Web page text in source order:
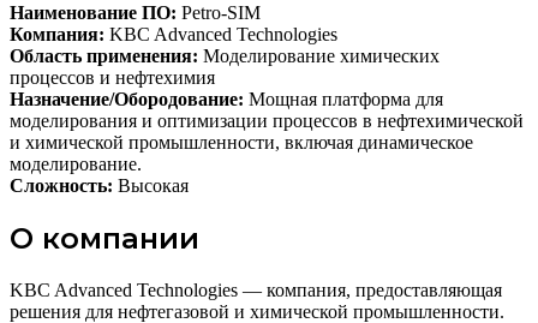
Наименование ПО: Petro-SIM
Компания: KBC Advanced Technologies
Область применения: Моделирование химических
процессов и нефтехимия
Назначение/Обородование: Мощная платформа для
моделирования и оптимизации процессов в нефтехимической
и химической промышленности, включая динамическое
моделирование.
Сложность: Высокая
О компании
KBC Advanced Technologies — компания, предоставляющая
решения для нефтегазовой и химической промышленности.